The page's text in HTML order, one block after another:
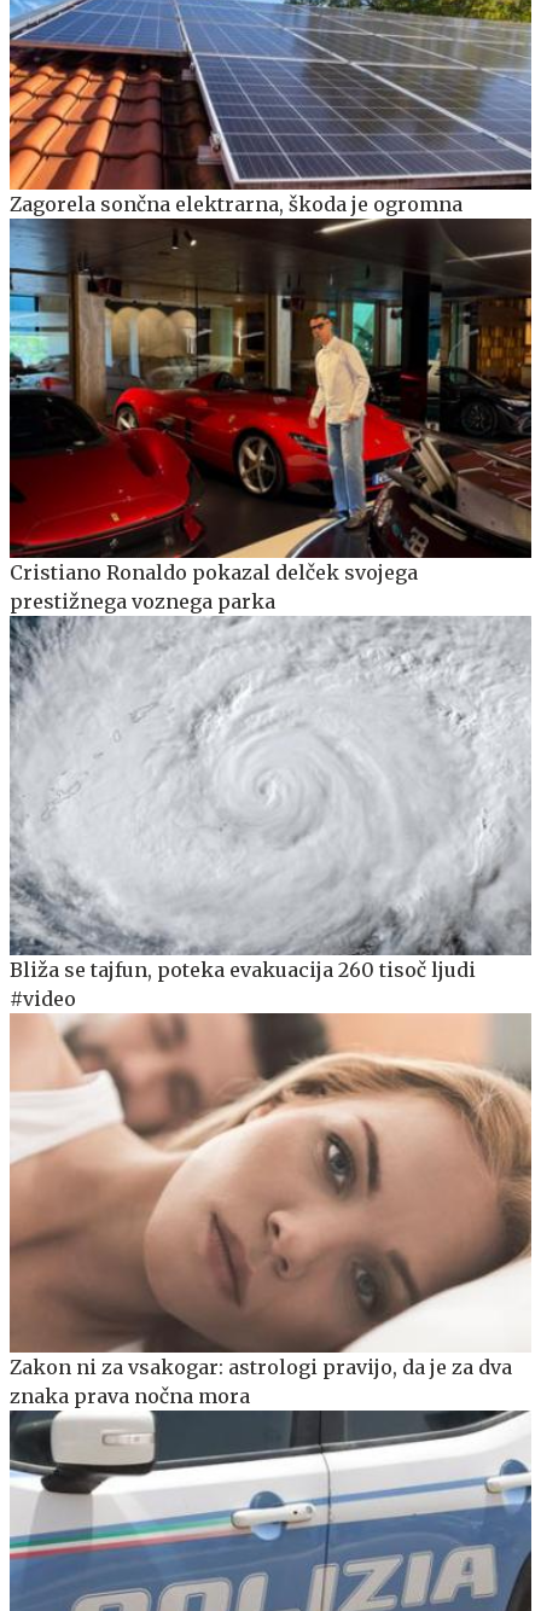
Zagorela sončna elektrarna, škoda je ogromna
Cristiano Ronaldo pokazal delček svojega
prestižnega voznega parka
Bliža se tajfun, poteka evakuacija 260 tisoč ljudi
#video
Zakon ni za vsakogar: astrologi pravijo, da je za dva
znaka prava nočna mora